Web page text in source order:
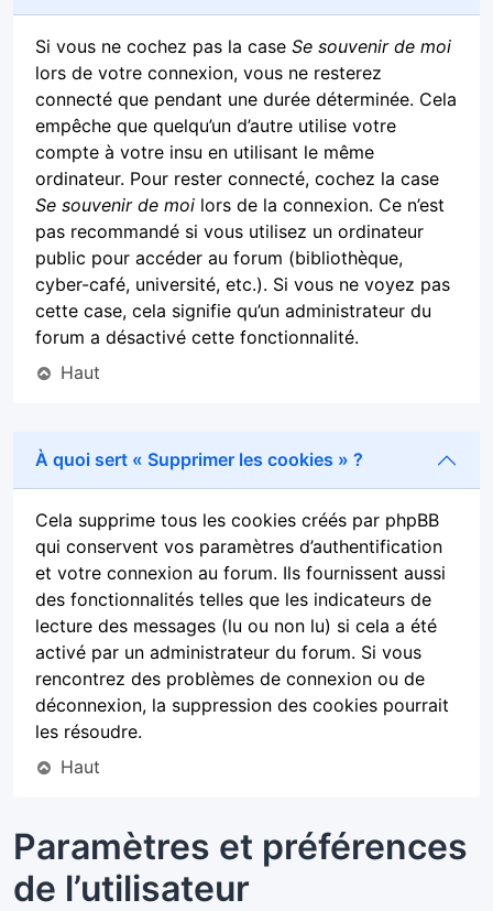
Si vous ne cochez pas la case Se souvenir de moi
lors de votre connexion, vous ne resterez
connecté que pendant une durée déterminée. Cela
empêche que quelqu’un d’autre utilise votre
compte à votre insu en utilisant le même
ordinateur. Pour rester connecté, cochez la case
Se souvenir de moi lors de la connexion. Ce n’est
pas recommandé si vous utilisez un ordinateur
public pour accéder au forum (bibliothèque,
cyber-café, université, etc.). Si vous ne voyez pas
cette case, cela signifie qu’un administrateur du
forum a désactivé cette fonctionnalité.
Haut
À quoi sert « Supprimer les cookies » ?
Cela supprime tous les cookies créés par phpBB
qui conservent vos paramètres d’authentification
et votre connexion au forum. Ils fournissent aussi
des fonctionnalités telles que les indicateurs de
lecture des messages (lu ou non lu) si cela a été
activé par un administrateur du forum. Si vous
rencontrez des problèmes de connexion ou de
déconnexion, la suppression des cookies pourrait
les résoudre.
Haut
Paramètres et préférences
de l’utilisateur